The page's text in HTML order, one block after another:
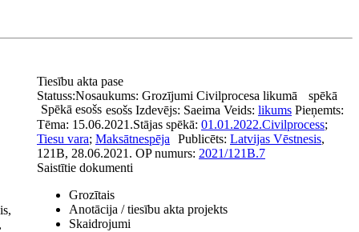
Tiesību akta pase
Nosaukums: Grozījumi Civilprocesa likumā
Statuss:
Spēkā esošs
spēkā
esošs Izdevējs: Saeima Veids: likums Pieņemts:
15.06.2021.Stājas spēkā: 01.01.2022.
Tēma: Civilprocess;
Tiesu vara; Maksātnespēja Publicēts: Latvijas Vēstnesis,
121B, 28.06.2021. OP numurs: 2021/121B.7
Saistītie dokumenti
Grozītais
Anotācija / tiesību akta projekts
Skaidrojumi